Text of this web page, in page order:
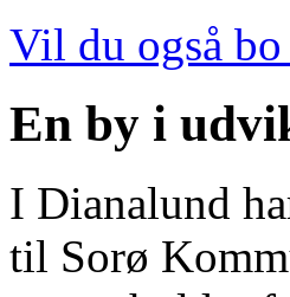
Vil du også
En by i
I Dianalund
til Sorø